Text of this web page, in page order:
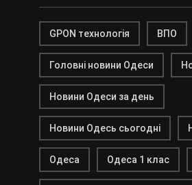
GPON технологія ВПО
Головні новини Одеси
Новини Одеси за день
Новини Одесь сьогодні
Одеса Одеса 1 клас